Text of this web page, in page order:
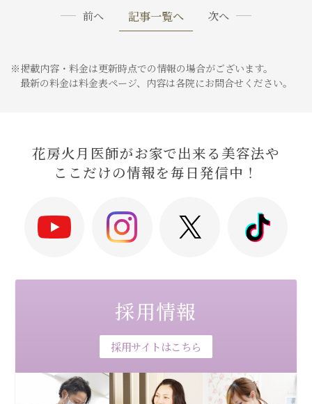
前へ 記事一覧へ 次へ
※掲載内容・料金は更新時点での情報の場合がございます。
最新の料金は料金表ページ、内容は各院にお問合せください。
花房火月医師がお家で出来る美容法や
ここだけの情報を毎日発信中！
採用情報
採用サイトはこちら